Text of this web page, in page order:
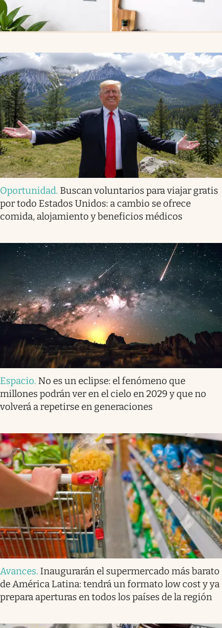
Oportunidad. Buscan voluntarios para viajar gratis
por todo Estados Unidos: a cambio se ofrece
comida, alojamiento y beneficios médicos
Espacio. No es un eclipse: el fenómeno que
millones podrán ver en el cielo en 2029 y que no
volverá a repetirse en generaciones
Avances. Inaugurarán el supermercado más barato
de América Latina: tendrá un formato low cost y ya
prepara aperturas en todos los países de la región